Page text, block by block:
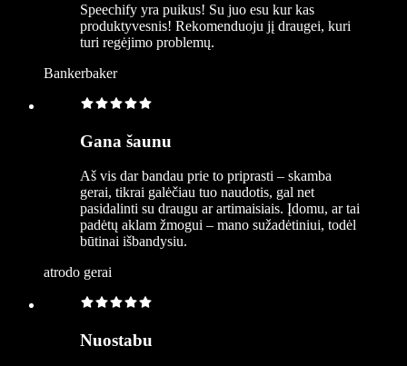
Speechify yra puikus! Su juo esu kur kas
produktyvesnis! Rekomenduoju jį draugei, kuri
turi regėjimo problemų.
Bankerbaker
Gana šaunu
Aš vis dar bandau prie to priprasti – skamba
gerai, tikrai galėčiau tuo naudotis, gal net
pasidalinti su draugu ar artimaisiais. Įdomu, ar tai
padėtų aklam žmogui – mano sužadėtiniui, todėl
būtinai išbandysiu.
atrodo gerai
Nuostabu